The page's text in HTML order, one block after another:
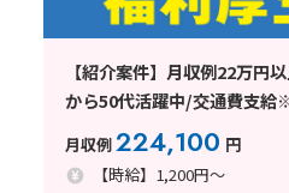
【紹介案件】月収例22万円
から50代活躍中/交通費支給
週払い制度あり
月収例224,100 円
【時給】1,200円～